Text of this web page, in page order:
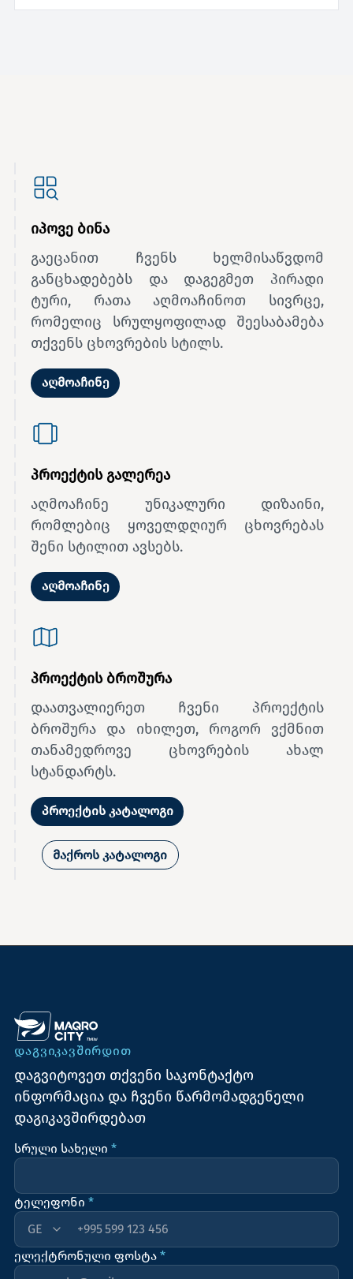
იპოვე ბინა
გაეცანით ჩვენს ხელმისაწვდომ
განცხადებებს და დაგეგმეთ პირადი
ტური, რათა აღმოაჩინოთ სივრცე,
რომელიც სრულყოფილად შეესაბამება
თქვენს ცხოვრების სტილს.
აღმოაჩინე
პროექტის გალერეა
აღმოაჩინე უნიკალური დიზაინი,
რომლებიც ყოველდღიურ ცხოვრებას
შენი სტილით ავსებს.
აღმოაჩინე
პროექტის ბროშურა
დაათვალიერეთ ჩვენი პროექტის
ბროშურა და იხილეთ, როგორ ვქმნით
თანამედროვე ცხოვრების ახალ
სტანდარტს.
პროექტის კატალოგი
მაქროს კატალოგი
ᲓᲐᲒᲕᲘᲙᲐᲕᲨᲘᲠᲓᲘᲗ
დაგვიტოვეთ თქვენი საკონტაქტო
ინფორმაცია და ჩვენი წარმომადგენელი
დაგიკავშირდებათ
სრული სახელი*
ტელეფონი *
+995
ელექტრონული ფოსტა *